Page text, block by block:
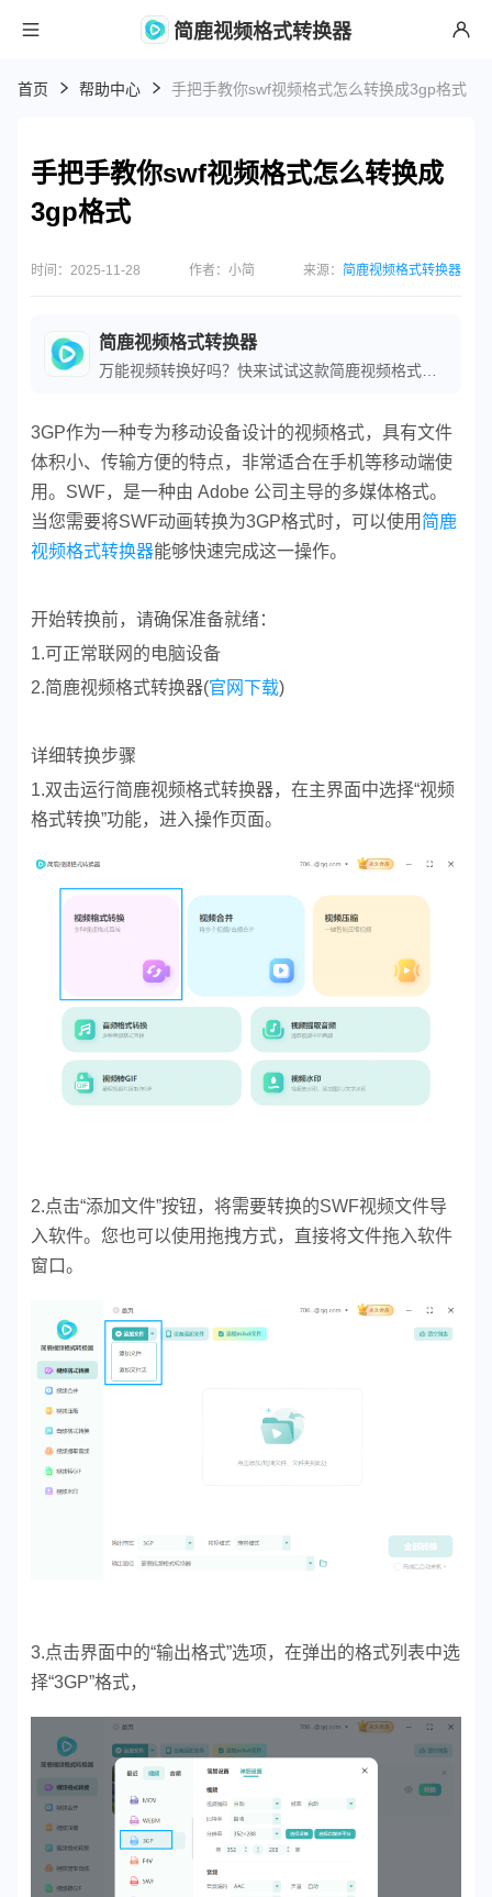
简鹿视频格式转换器
首页 帮助中心 手把手教你swf视频格式怎么转换成3gp格式
手把手教你swf视频格式怎么转换成
3gp格式
时间：2025-11-28 作者：小简 来源： 简鹿视频格式转换器
简鹿视频格式转换器
3GP作为一种专为移动设备设计的视频格式，具有文件
体积小、传输方便的特点，非常适合在手机等移动端使
用。SWF，是一种由 Adobe 公司主导的多媒体格式。
当您需要将SWF动画转换为3GP格式时，可以使用 简鹿
视频格式转换器能够快速完成这一操作。
开始转换前，请确保准备就绪：
1.可正常联网的电脑设备
2.简鹿视频格式转换器(官网下载)
详细转换步骤
1.双击运行简鹿视频格式转换器，在主界面中选择“视频
格式转换”功能，进入操作页面。
2.点击“添加文件”按钮，将需要转换的SWF视频文件导
入软件。您也可以使用拖拽方式，直接将文件拖入软件
窗口。
3.点击界面中的“输出格式”选项，在弹出的格式列表中选
择“3GP”格式，